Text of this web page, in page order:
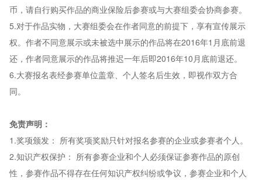
币，请自行购买作品的商业保险后参赛或与大赛组委会协商参赛。
5.对于作品实物，大赛组委会在作者同意的前提下，享有宣传展示
权。作者不同意展示或未被选中展示的作品将在2016年1月底前退
还，作者同意展示的作品将推迟一年后即2016年10月底前退还。
6.大赛报名表经参赛单位盖章、个人签名后生效，即视作双方合
同。
免责声明：
1.奖项颁发： 所有奖项奖励只针对报名参赛的企业或参赛者个人。
2.知识产权保护： 所有参赛企业和个人必须保证参赛作品的原创
性，参赛作品不得存在任何知识产权纠纷或争议，参赛企业和个人